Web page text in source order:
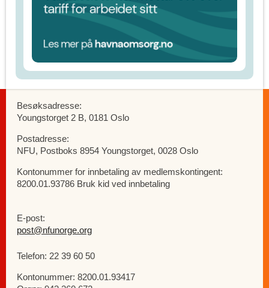
Besøksadresse:
Youngstorget 2 B, 0181 Oslo
Postadresse:
NFU, Postboks 8954 Youngstorget, 0028 Oslo
Kontonummer for innbetaling av medlemskontingent:
8200.01.93786 Bruk kid ved innbetaling
E-post:
post@nfunorge.org
Telefon: 22 39 60 50
Kontonummer: 8200.01.93417